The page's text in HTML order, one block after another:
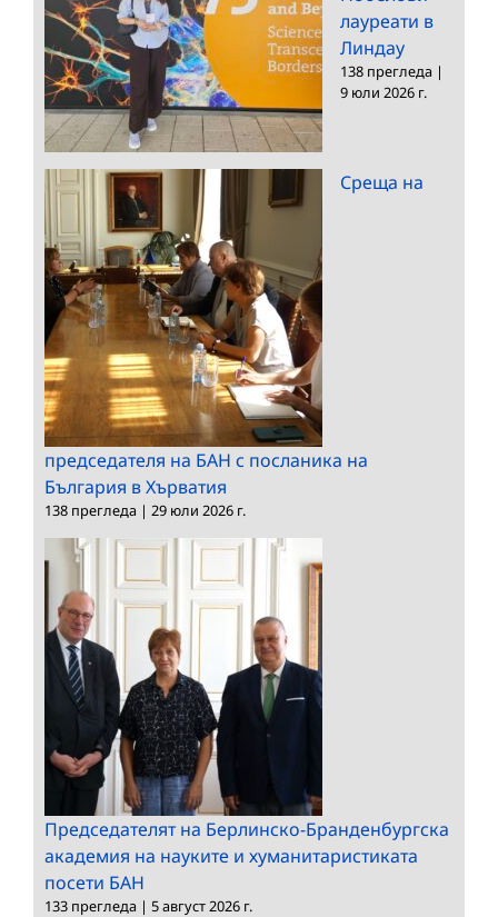
лауреати в
Линдау
138 прегледа |
9 юли 2026 г.
Среща на
председателя на БАН с посланика на
България в Хърватия
138 прегледа | 29 юли 2026 г.
Председателят на Берлинско-Бранденбургска
академия на науките и хуманитаристиката
посети БАН
133 прегледа | 5 август 2026 г.